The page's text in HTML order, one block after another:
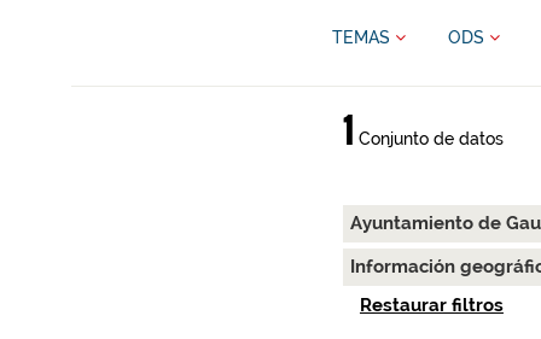
TEMAS ODS
1 Conjunto de datos
Ayuntamiento de
Información
Restaurar filtros